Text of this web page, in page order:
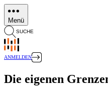
Direkt
zum
Inhalt
Menü
SUCHE
ANMELDEN
Die eigenen